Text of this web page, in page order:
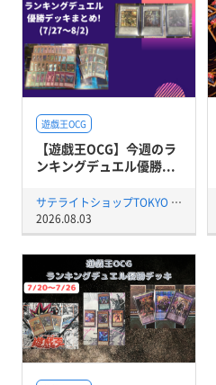
遊戯王OCG
【遊戯王OCG】今週のラ
ンキングデュエル優勝...
サテライトショップTOKYO 秋葉原店
2026.08.03